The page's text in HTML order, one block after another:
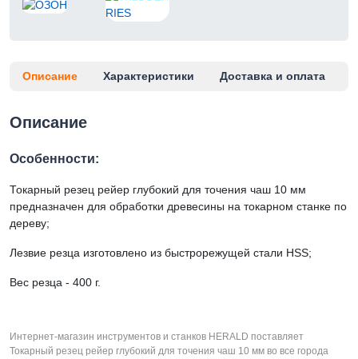
Описание Характеристики Доставка и оплата
Описание
Особенности:
Токарный резец рейер глубокий для точения чаш 10 мм
предназначен для обработки древесины на токарном станке по
дереву;
Лезвие резца изготовлено из быстрорежущей стали HSS;
Вес резца - 400 г.
Интернет-магазин инструментов и станков HERALD поставляет
Токарный резец рейер глубокий для точения чаш 10 мм во все города